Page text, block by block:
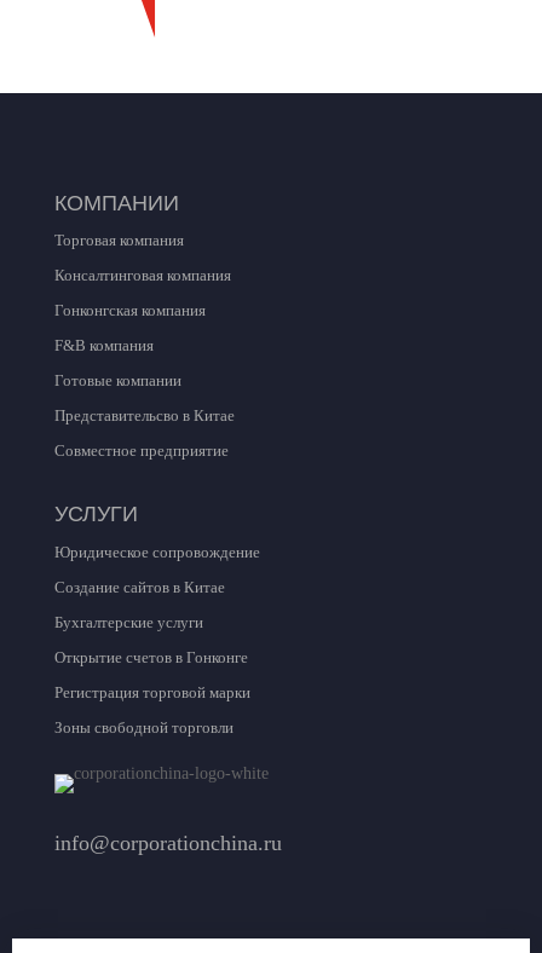
КОМПАНИИ
Торговая компания
Консалтинговая компания
Гонконгская компания
F&B компания
Готовые компании
Представительсво в Китае
Совместное предприятие
УСЛУГИ
Юридическое сопровождение
Создание сайтов в Китае
Бухгалтерские услуги
Открытие счетов в Гонконге
Регистрация торговой марки
Зоны свободной торговли
info@corporationchina.ru